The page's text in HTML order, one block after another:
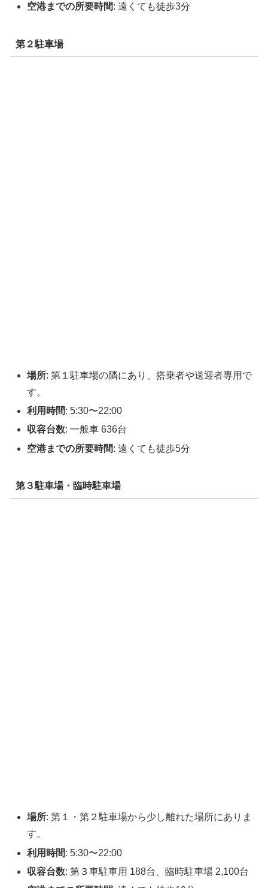
空港までの所要時間: 遠くても徒歩3分
第２駐車場
場所: 第１駐車場の隣にあり、搭乗者や送迎者専用で
す。
利用時間: 5:30〜22:00
収容台数: 一般車 636台
空港までの所要時間: 遠くても徒歩5分
第３駐車場・臨時駐車場
場所: 第１・第２駐車場から少し離れた場所にありま
す。
利用時間: 5:30〜22:00
収容台数: 第３車駐車用 188台、臨時駐車場 2,100台